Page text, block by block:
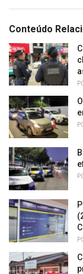
e
o
r
i
e
:
Conteúdo